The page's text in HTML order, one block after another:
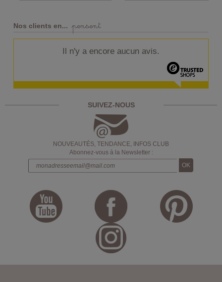
Nos clients en... pensent
Il n'y a encore aucun avis.
SUIVEZ-NOUS
NOUVEAUTÉS, TENDANCE, INFOS CLUB
Abonnez-vous à la Newsletter :